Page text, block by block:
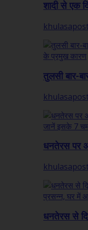
शादी से एक
तुलसी बार-
धनतेरस पर
धनतेरस से